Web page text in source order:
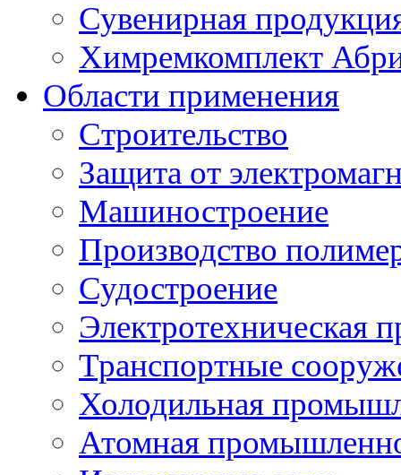
Сувенирная
Химремкомплект
Области применения
Строительство
Защита от
Машиностроение
Производство
Судостроение
Электротехническая
Транспортные
Холодильная
Атомная